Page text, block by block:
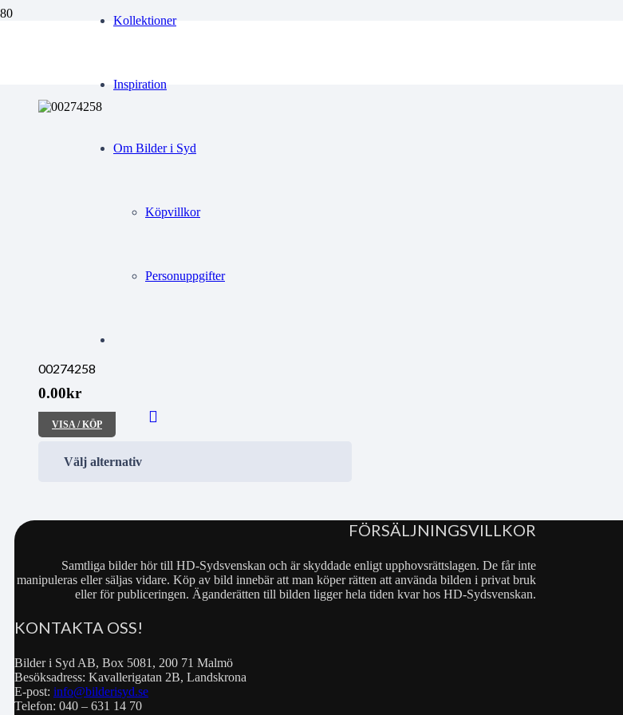
Kollektioner
Inspiration
Om Bilder i Syd
Köpvillkor
Personuppgifter
00274258
0.00kr
VISA / KÖP
Välj alternativ
FÖRSÄLJNINGSVILLKOR
Samtliga bilder hör till HD-Sydsvenskan och är skyddade enligt upphovsrättslagen. De får inte
manipuleras eller säljas vidare. Köp av bild innebär att man köper rätten att använda bilden i privat bruk
eller för publiceringen. Äganderätten till bilden ligger hela tiden kvar hos HD-Sydsvenskan.
KONTAKTA OSS!
Bilder i Syd AB, Box 5081, 200 71 Malmö
Besöksadress: Kavallerigatan 2B, Landskrona
E-post: info@bilderisyd.se
Telefon: 040 – 631 14 70